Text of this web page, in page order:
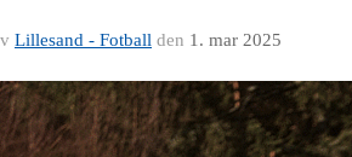
Lillesand - Fotball den 1. mar 2025